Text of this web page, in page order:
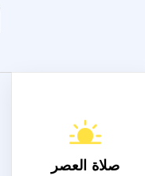
صلاة العصر